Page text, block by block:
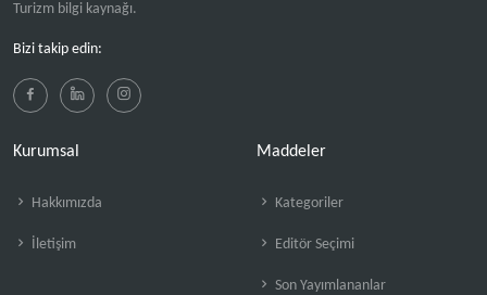
Turizm bilgi kaynağı.
Bizi takip edin:
Kurumsal
Hakkımızda
İletişim
Maddeler
Kategoriler
Editör Seçimi
Son Yayımlananlar